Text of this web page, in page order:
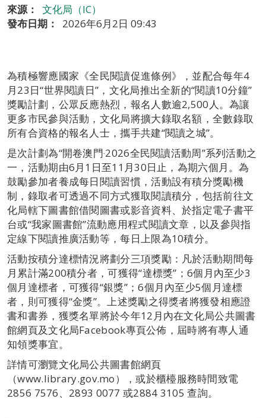
來源：
文化局（IC）
發布日期：
2026年6月2日 09:43
為積極響應國家《全民閱讀促進條例》，並配合每年4
月23日“世界閱讀日”，文化局推出全新的“閱讀10分鐘”
獎勵計劃，公眾反應熱烈，報名人數逾2,500人。為讓
更多市民參與活動，文化局將擴大錄取名額，全數錄取
所有合資格的報名人士，攜手共建“閱讀之城”。
是次計劃為“開卷澳門‧2026全民閱讀活動周”系列活動之
一，活動期由6月1日至11月30日止，為期六個月。為
鼓勵參加者養成每日閱讀習慣，活動設有積分獎勵機
制，錄取者可透過不同方式獲取閱讀積分，包括前往文
化局轄下圖書館借閱圖書或影音資料、於指定電子書平
台或“我家圖書館”流動應用程式閱讀文章，以及參與指
定線下閱讀推廣活動等，每日上限為10積分。
活動按積分達標情況將劃分三項獎勵：凡於活動期間每
月累計滿200積分者，可獲得“達標獎”；6個月內至少3
個月達標者，可獲得“銀獎”；6個月內至少5個月達標
者，則可獲得“金獎”。上述獎勵之得獎者將獲發相應證
書和書券，獲獎名單將於今年12月內在文化局公共圖書
館網頁及文化局Facebook專頁公佈，屆時將有專人通
知領獎事宜。
詳情可瀏覽文化局公共圖書館網頁
（www.library.gov.mo），或於櫃檯服務時間致電
2856 7576、2893 0077 或2884 3105 查詢。